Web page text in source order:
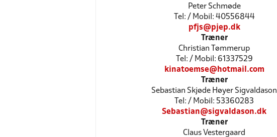
Peter Schmøde
Tel: / Mobil: 40556844
pfjs@pjep.dk
Træner
Christian Tømmerup
Tel: / Mobil: 61337529
kinatoemse@hotmail.com
Træner
Sebastian Skjøde Høyer Sigvaldason
Tel: / Mobil: 53360283
Sebastian@sigvaldason.dk
Træner
Claus Vestergaard